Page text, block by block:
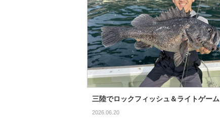
三陸でロックフィッシュ＆ライトゲーム
2026.06.20